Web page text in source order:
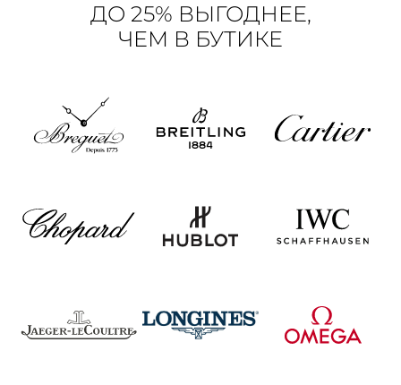
ДО 25% ВЫГОДНЕЕ,
ЧЕМ В БУТИКЕ